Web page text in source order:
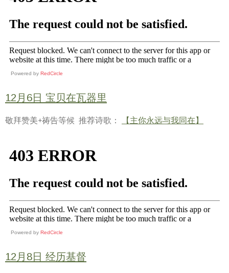
Powered by RedCircle
12月6日 宝贝在瓦器里
敬拜赞美+祷告等候 推荐诗歌： 【主你永远与我同在】
Powered by RedCircle
12月8日 经历基督